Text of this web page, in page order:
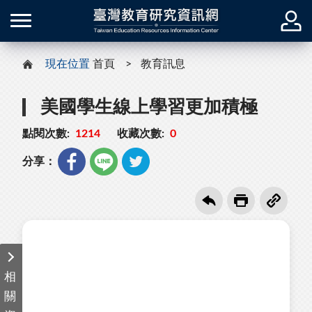
現在位置 首頁 教育訊息
美國學生線上學習更加積極
點閱次數: 1214 收藏次數: 0
分享：
相
關